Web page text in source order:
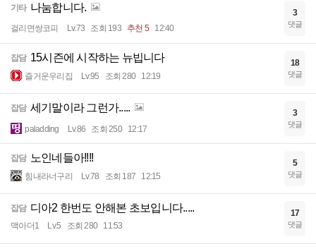
기타 나눔합니다.
걸리면쌍코피 Lv.73 조회 193 추천 5 12:40
3
댓글
잡담 15시즌에 시작하는 뉴빕니다
즐거운우리집 Lv.95 조회 280 12:19
18
댓글
잡담 세기말이라 그런가.....
paladding Lv.86 조회 250 12:17
3
댓글
잡담 노인네들아!!!!
힘내라너구리 Lv.78 조회 187 12:15
5
댓글
잡담 디아2 한번도 안해본 초보입니다.....
맥아더1 Lv.5 조회 280 11:53
17
댓글